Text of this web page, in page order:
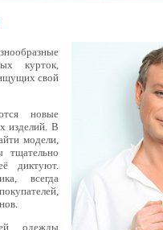
курток,
свой
новые
изделий. В
модели,
тщательно
диктуют.
всегда
одежды